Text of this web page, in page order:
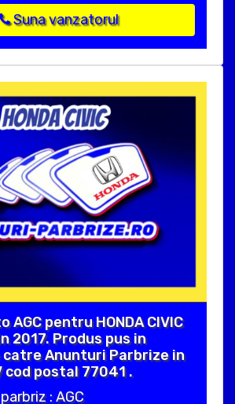
Suna vanzatorul
AGC pentru HONDA CIVIC
2017. Produs pus in
catre Anunturi Parbrize in
cod postal 77041 .
: AGC